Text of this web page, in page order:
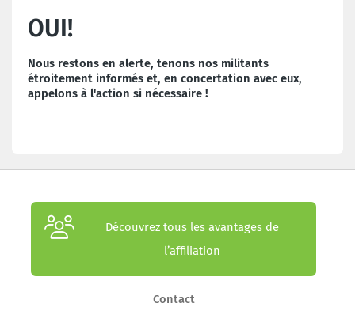
OUI!
Nous restons en alerte, tenons nos militants
étroitement informés et, en concertation avec eux,
appelons à l'action si nécessaire !
Découvrez tous les avantages de
l’affiliation
Contact